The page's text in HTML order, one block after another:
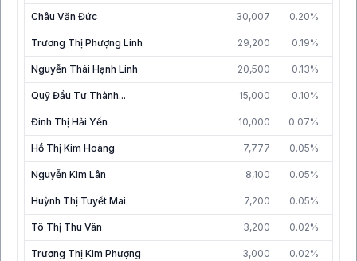
Châu Văn Đức 30,007 0.20%
Trương Thị Phượng Linh 29,200 0.19%
Nguyễn Thái Hạnh Linh 20,500 0.13%
Quỹ Đầu Tư Thành... 15,000 0.10%
Đinh Thị Hải Yến 10,000 0.07%
Hồ Thị Kim Hoàng 7,777 0.05%
Nguyễn Kim Lân 8,100 0.05%
Huỳnh Thị Tuyết Mai 7,200 0.05%
Tô Thị Thu Vân 3,200 0.02%
Trương Thị Kim Phượng 3,000 0.02%